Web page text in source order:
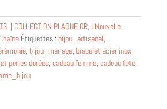
, | COLLECTION PLAQUE OR, | Nouvelle
Chaîne Étiquettes : bijou_artisanal,
, bijou_mariage, bracelet acier inox,
perles dorées, cadeau femme, cadeau fete